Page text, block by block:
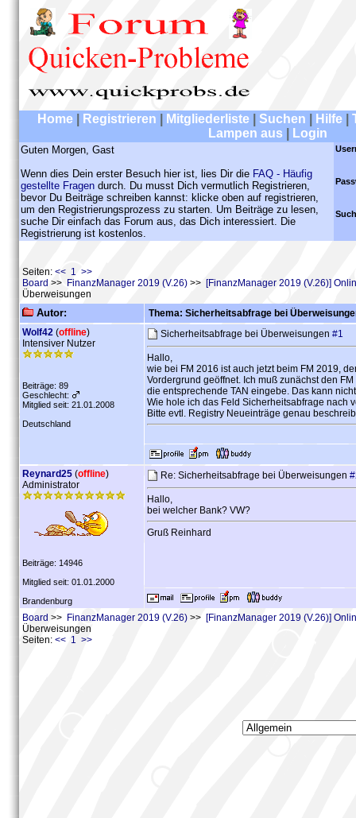
Home Registrieren Mitgliederliste Suchen Hilfe
Lampen aus
Login
Guten Morgen, Gast
Wenn dies Dein erster Besuch hier ist, lies Dir die FAQ - Häufig
gestellte Fragen durch. Du musst Dich vermutlich Registrieren,
bevor Du Beiträge schreiben kannst: klicke oben auf registrieren,
um den Registrierungsprozess zu starten. Um Beiträge zu lesen,
suche Dir einfach das Forum aus, das Dich interessiert. Die
Registrierung ist kostenlos.
Seiten: << 1 >>
Board >> FinanzManager 2019 (V.26) >> [FinanzManager 2019 (V.26)]
Überweisungen
Autor:
Thema: Sicherheitsabfrage bei
Wolf42 (offline)
Intensiver Nutzer
Beiträge: 89
Geschlecht:
Mitglied seit: 21.01.2008
Deutschland
Sicherheitsabfrage bei Überweisungen #1
Hallo,
wie bei FM 2016 ist auch jetzt beim FM 2019,
Vordergrund geöffnet. Ich muß zunächst den
die entsprechende TAN eingebe. Das kann
Wie hole ich das Feld Sicherheitsabfrage nach
Bitte evtl. Registry Neueinträge genau
Reynard25 (offline)
Administrator
Beiträge: 14946
Mitglied seit: 01.01.2000
Brandenburg
Re: Sicherheitsabfrage bei Überweisungen
Hallo,
bei welcher Bank? VW?
Gruß Reinhard
Board >> FinanzManager 2019 (V.26) >> [FinanzManager 2019 (V.26)]
Überweisungen
Seiten: << 1 >>